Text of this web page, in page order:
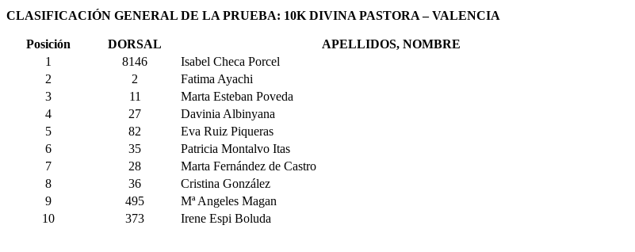
CLASIFICACIÓN GENERAL DE LA PRUEBA: 10K DIVINA PASTORA – VALENCIA
Posición DORSAL APELLIDOS, NOMBRE
1
8146 Isabel Checa Porcel
2
2 Fatima Ayachi
3
11 Marta Esteban Poveda
4
27 Davinia Albinyana
5
82 Eva Ruiz Piqueras
6
35 Patricia Montalvo Itas
7
28 Marta Fernández de Castro
8
36 Cristina González
9
495 Mª Angeles Magan
10
373 Irene Espi Boluda